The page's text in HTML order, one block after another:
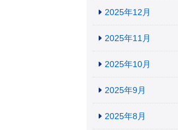
2025年12月
2025年11月
2025年10月
2025年9月
2025年8月